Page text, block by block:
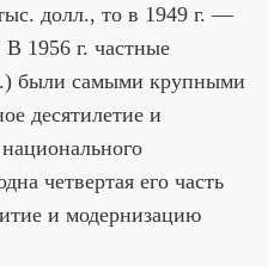
долл., то в 1949 г. —
1956 г. частные
были самыми крупными
десятилетие и
четвертая его часть
и модернизацию